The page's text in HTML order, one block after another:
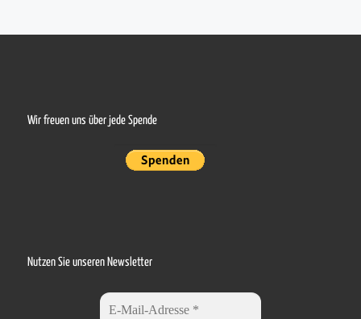
Wir freuen uns über jede Spende
Nutzen Sie unseren Newsletter